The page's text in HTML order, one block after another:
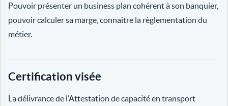
Pouvoir présenter un business plan cohérent à son banquier,
pouvoir calculer sa marge, connaitre la règlementation du
métier.
Certification visée
La délivrance de l’Attestation de capacité en transport